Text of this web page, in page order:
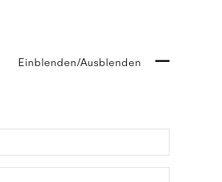
Einblenden/Ausblenden